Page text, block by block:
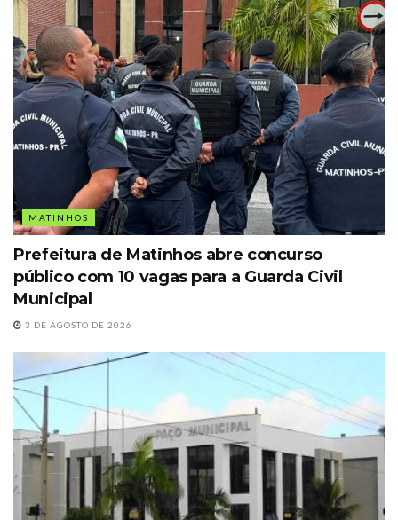
MATINHOS
Prefeitura de Matinhos abre concurso
público com 10 vagas para a Guarda Civil
Municipal
3 DE AGOSTO DE 2026